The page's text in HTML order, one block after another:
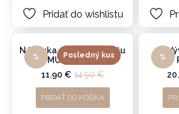
Pridať do wishlistu
% Posledný kus
Nálievka a zátka na fľašu
MULTIPOUR
14.90€
Original
price
was:
14.90 €.
11.90 € Current
price
is:
11.90 €.
PRIDAŤ DO KOŠÍKA
%